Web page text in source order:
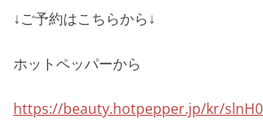
↓ご予約はこちらから↓
ホットペッパーから
https://beauty.hotpepper.jp/kr/